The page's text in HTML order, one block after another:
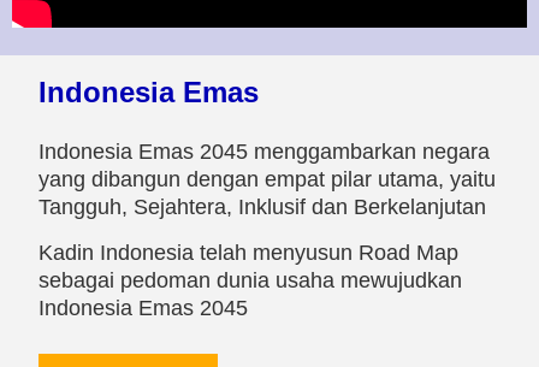
Indonesia Emas
Indonesia Emas 2045 menggambarkan negara
yang dibangun dengan empat pilar utama, yaitu
Tangguh, Sejahtera, Inklusif dan Berkelanjutan
Kadin Indonesia telah menyusun Road Map
sebagai pedoman dunia usaha mewujudkan
Indonesia Emas 2045